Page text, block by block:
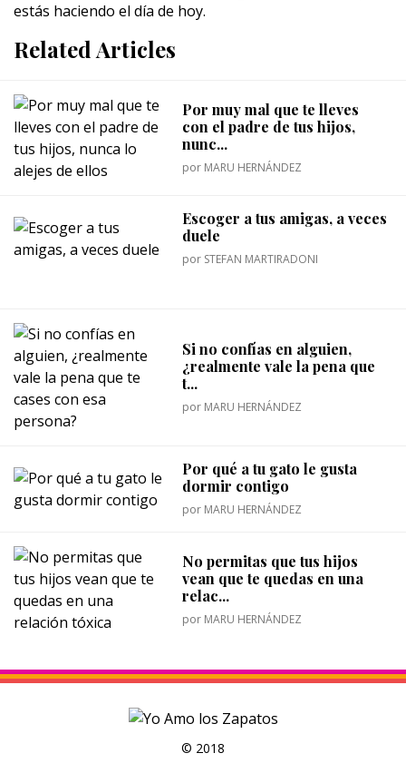
estás haciendo el día de hoy.
Related Articles
Por muy mal que te lleves
con el padre de tus hijos,
nunc...
por MARU HERNÁNDEZ
Escoger a tus amigas, a veces
duele
por STEFAN MARTIRADONI
Si no confías en alguien,
¿realmente vale la pena que
t...
por MARU HERNÁNDEZ
Por qué a tu gato le gusta
dormir contigo
por MARU HERNÁNDEZ
No permitas que tus hijos
vean que te quedas en una
relac...
por MARU HERNÁNDEZ
© 2018